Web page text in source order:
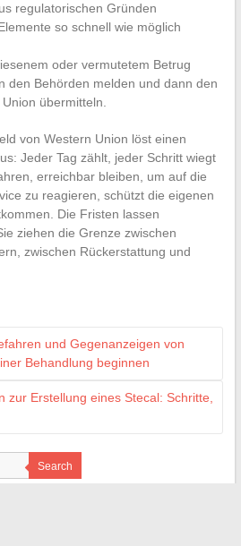
regulatorischen Gründen
so schnell wie möglich
oder vermutetem Betrug
den Behörden melden und dann den
übermitteln.
von Western Union löst einen
Jeder Tag zählt, jeder Schritt wiegt
erreichbar bleiben, um auf die
zu reagieren, schützt die eigenen
Die Fristen lassen
ziehen die Grenze zwischen
zwischen Rückerstattung und
und Gegenanzeigen von
Behandlung beginnen
zur Erstellung eines Stecal: Schritte,
Search